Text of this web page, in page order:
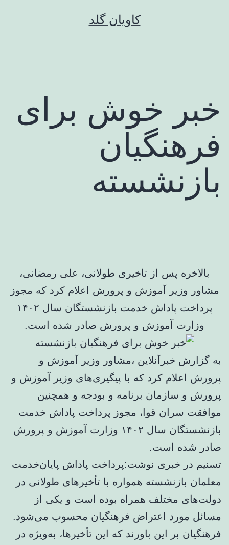
کاویان گلد
خبر خوش برای
فرهنگیان
بازنشسته
بالاخره پس از تاخیری طولانی، علی رمضانی،
مشاور وزیر آموزش و پرورش اعلام کرد که مجوز
پرداخت پاداش خدمت بازنشستگان سال ۱۴۰۲
وزارت آموزش و پرورش صادر شده است.
به گزارش خبرآنلاین ،مشاور وزیر آموزش و
پرورش اعلام کرد که با پیگیری‌های وزیر آموزش و
پرورش و سازمان برنامه و بودجه و همچنین
موافقت سران قوا، مجوز پرداخت پاداش خدمت
بازنشستگان سال ۱۴۰۲ وزارت آموزش و پرورش
صادر شده است.
تسنیم در خبری نوشت:پرداخت پاداش پایان‌خدمت
معلمان بازنشسته همواره با تأخیرهای طولانی در
دولت‌های مختلف همراه بوده است و یکی از
مسائل مورد اعتراض فرهنگیان محسوب می‌شود.
فرهنگیان بر این باورند که این تأخیرها، به‌ویژه در